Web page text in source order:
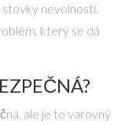
nevolností.
který se dá
ale je to varovný